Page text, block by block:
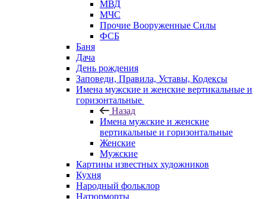
МВД
МЧС
Прочие Вооруженные Силы
ФСБ
Баня
Дача
День рождения
Заповеди, Правила, Уставы, Кодексы
Имена мужские и женские вертикальные и
горизонтальные
Назад
Имена мужские и женские
вертикальные и горизонтальные
Женские
Мужские
Картины известных художников
Кухня
Народный фольклор
Натюрморты